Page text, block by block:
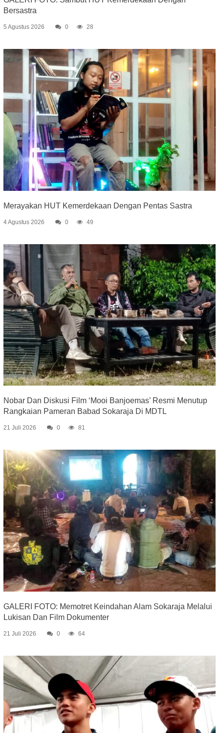
Bersastra
5 Agustus 2026 0 28
Merayakan HUT Kemerdekaan Dengan Pentas Sastra
4 Agustus 2026 0 49
Nobar Dan Diskusi Film ‘Mooi Banjoemas’ Resmi Menutup
Rangkaian Pameran Babad Sokaraja Di MDTL
21 Juli 2026 0 81
GALERI FOTO: Memotret Keindahan Alam Sokaraja Melalui
Lukisan Dan Film Dokumenter
21 Juli 2026 0 64